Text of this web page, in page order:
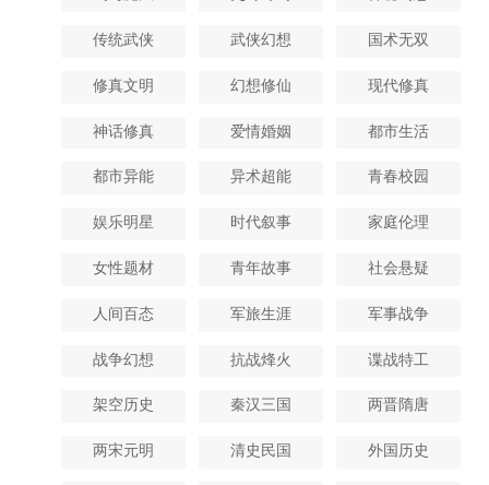
传统武侠 武侠幻想 国术无双
修真文明 幻想修仙 现代修真
神话修真 爱情婚姻 都市生活
都市异能 异术超能 青春校园
娱乐明星 时代叙事 家庭伦理
女性题材 青年故事 社会悬疑
人间百态 军旅生涯 军事战争
战争幻想 抗战烽火 谍战特工
架空历史 秦汉三国 两晋隋唐
两宋元明 清史民国 外国历史